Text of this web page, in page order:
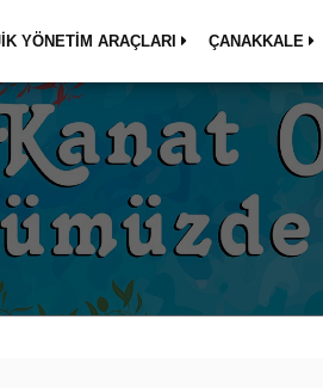
YÖNETİM ARAÇLARI ÇANAKKALE